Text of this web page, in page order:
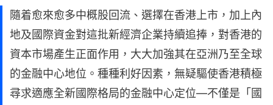
隨着愈來愈多中概股回流、選擇在香港上市，加上內
地及國際資金對這批新經濟企業持續追捧，對香港的
資本市場產生正面作用，大大加強其在亞洲乃至全球
的金融中心地位。種種利好因素，無疑驅使香港積極
尋求適應全新國際格局的金融中心定位—不僅是「國